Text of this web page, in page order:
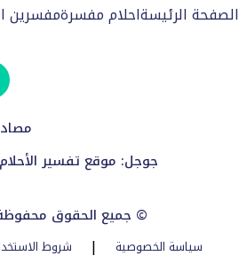
الصفحة الرئيسةاحلام مفسرةمفسرين
جوجل: موقع تفسير الأحلام
2024-2026 جميع الحقوق محفوظة لتطبيق حلمك ©
سياسة الخصوصية | شروط